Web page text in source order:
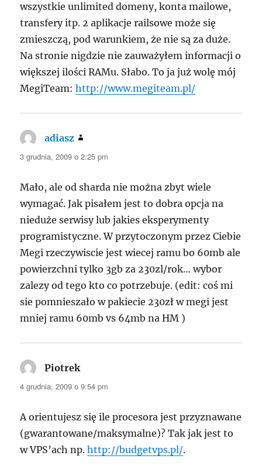
wszystkie unlimited domeny, konta mailowe,
transfery itp. 2 aplikacje railsowe może się
zmieszczą, pod warunkiem, że nie są za duże.
Na stronie nigdzie nie zauważyłem informacji o
większej ilości RAMu. Słabo. To ja już wolę mój
MegiTeam:http://www.megiteam.pl/
adiasz
3 grudnia, 2009 o 2:25 pm
Mało, ale od sharda nie można zbyt wiele
wymagać. Jak pisałem jest to dobra opcja na
nieduże serwisy lub jakies eksperymenty
programistyczne. W przytoczonym przez Ciebie
Megi rzeczywiscie jest wiecej ramu bo 60mb ale
powierzchni tylko 3gb za 230zl/rok… wybor
zalezy od tego kto co potrzebuje. (edit: coś mi
sie pomnieszało w pakiecie 230zł w megi jest
mniej ramu 60mb vs 64mb na HM )
Piotrekpisze:
4 grudnia, 2009 o 9:54 pm
A orientujesz się ile procesora jest przyznawane
(gwarantowane/maksymalne)? Tak jak jest to
w VPS’ach np.http://budgetvps.pl/.